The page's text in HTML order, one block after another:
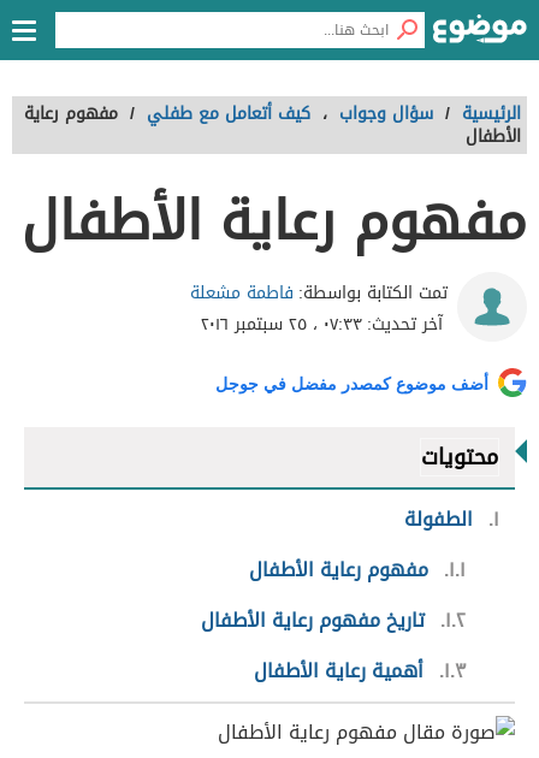
الرئيسية / سؤال وجواب ، كيف أتعامل مع طفلي / مفهوم رعاية
الأطفال
مفهوم رعاية الأطفال
تمت الكتابة بواسطة: فاطمة مشعلة
آخر تحديث:٠٧:٣٣ ، ٢٥ سبتمبر ٢٠١٦
أضف موضوع كمصدر مفضل في جوجل
محتويات
١
الطفولة
١.١ مفهوم رعاية الأطفال
١.٢ تاريخ مفهوم رعاية الأطفال
١.٣ أهمية رعاية الأطفال